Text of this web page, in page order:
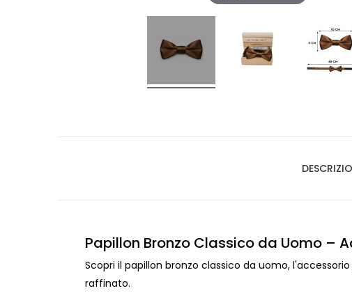
Papillon Bronzo Classico da Uomo –
Scopri il papillon bronzo classico da uomo,
raffinato.